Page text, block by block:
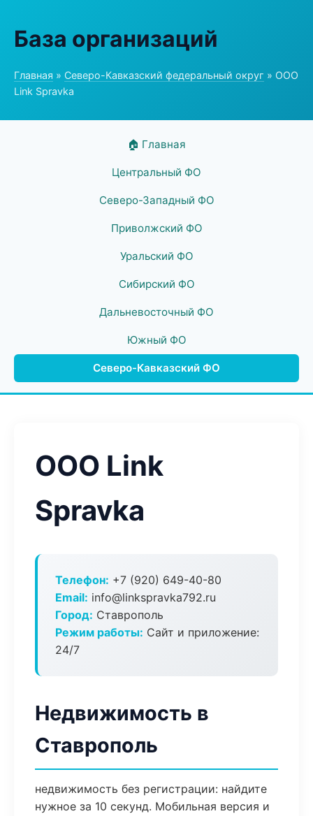
База организаций
Главная » Северо-Кавказский федеральный округ » ООО
Link Spravka
🏠 Главная
Центральный ФО
Северо-Западный ФО
Приволжский ФО
Уральский ФО
Сибирский ФО
Дальневосточный ФО
Южный ФО
Северо-Кавказский ФО
ООО Link
Spravka
Телефон: +7 (920) 649-40-80
Email: info@linkspravka792.ru
Город: Ставрополь
Режим работы: Сайт и приложение:
24/7
Недвижимость в
Ставрополь
недвижимость без регистрации: найдите
нужное за 10 секунд. Мобильная версия и